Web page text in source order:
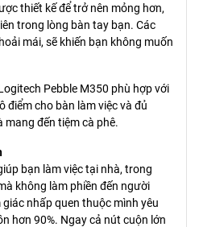
thiết kế để trở nên mỏng hơn,
trong lòng bàn tay bạn. Các
mái, sẽ khiến bạn không muốn
Pebble M350 phù hợp với
điểm cho bàn làm việc và đủ
mang đến tiệm cà phê.
bạn làm việc tại nhà, trong
không làm phiền đến người
nhấp quen thuộc mình yêu
hơn 90%. Ngay cả nút cuộn lớn